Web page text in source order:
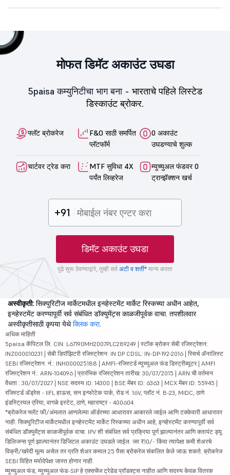
मोफत डिमॅट अकाउंट उघडा
5paisa कम्युनिटीचा भाग बना - भारताचे पहिले लिस्टेड
डिस्काउंट ब्रोकर.
फ्लॅट ब्रोकरेज
F&O साठी समर्पित
प्लॅटफॉर्म
0 अकाउंट
उघडण्याचे शुल्क
चार्टवर ट्रेड करा
MTF सुविधा 4X
पर्यंत लिव्हरेज
म्युच्युअल फंडवर 0
ट्रान्झॅक्शन खर्च
+91
डिमॅट अकाउंट उघडा
पुढे सुरू ठेवण्याद्वारे, तुम्ही सर्व अटी व शर्ती* मान्य करता
अस्वीकृती: सिक्युरिटीज मार्केटमधील इन्व्हेस्टमेंट मार्केट रिस्कच्या अधीन आहेत,
इन्व्हेस्टमेंट करण्यापूर्वी सर्व संबंधित डॉक्युमेंट्स काळजीपूर्वक वाचा. तपशीलवार
अस्वीकृतीसाठी कृपया येथेक्लिक करा.
अधिक माहिती
5paisa कॅपिटल लि. CIN: L67190MH2007PLC289249 | स्टॉक ब्रोकर सेबी रजिस्ट्रेशन:
INZ000010231 | सेबी डिपॉझिटरी रजिस्ट्रेशन: IN DP CDSL: IN-DP-192-2016 | रिसर्च ॲनालिस्ट
SEBI रजिस्ट्रेशन. नं.: INH000025188 | AMFI-रजिस्टर्ड म्युच्युअल फंड डिस्ट्रीब्यूटर | AMFI
रजिस्ट्रेशन नं.: ARN-104096 | प्रारंभिक रजिस्ट्रेशन तारीख: 30/07/2015 | ARN ची वर्तमान
वैधता : 30/07/2027 | NSE सदस्य ID: 14300 | BSE मेंबर ID: 6363 | MCX मेंबर ID: 55945 |
रजिस्टर्ड ॲड्रेस - IIFL हाऊस, सन इन्फोटेक पार्क, रोड नं. 16V, प्लॉट नं. B-23, MIDC, ठाणे
इंडस्ट्रियल एरिया, वागळे इस्टेट, ठाणे, महाराष्ट्र - 400604
*ब्रोकरेज फ्लॅट फी/अंमलात आणलेल्या ऑर्डरच्या आधारावर आकारले जाईल आणि टक्केवारी आधारावर
नाही. सिक्युरिटीज मार्केटमधील इन्व्हेस्टमेंट मार्केट रिस्कच्या अधीन आहे, इन्व्हेस्टमेंट करण्यापूर्वी सर्व
संबंधित डॉक्युमेंट्स काळजीपूर्वक वाचा. IPV शी संबंधित सर्व प्रक्रिया पूर्ण झाल्यानंतर आणि क्लायंट ड्यू
डिलिजन्स पूर्ण झाल्यानंतर डिजिटल अकाउंट उघडले जाईल. जर ₹10/- किंवा त्यापेक्षा कमी शेअरचे
विक्री/खरेदी मूल्य असेल तर प्रति शेअर कमाल 25 पैसा ब्रोकरेज संकलित केले जाऊ शकते. ब्रोकरेज
SEBI विहित मर्यादेपेक्षा जास्त होणार नाही.
म्युच्युअल फंड, म्युच्युअल फंड-SIP हे एक्सचेंज ट्रेडेड प्रॉडक्ट्स नाहीत आणि सदस्य केवळ वितरक